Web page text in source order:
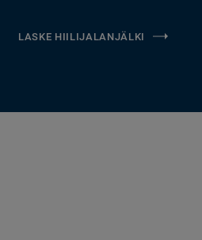
LASKE HIILIJALANJÄLKI